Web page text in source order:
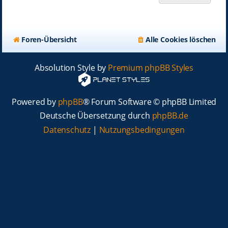
Foren-Übersicht Alle Cookies löschen
Absolution Style by Premium phpBB Styles
Powered by phpBB® Forum Software © phpBB Limited
Deutsche Übersetzung durch phpBB.de
Datenschutz | Nutzungsbedingungen